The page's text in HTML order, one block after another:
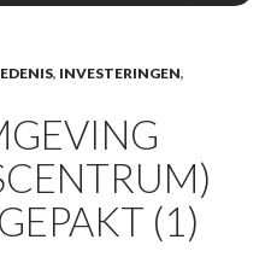
, INVESTERINGEN,
(1)